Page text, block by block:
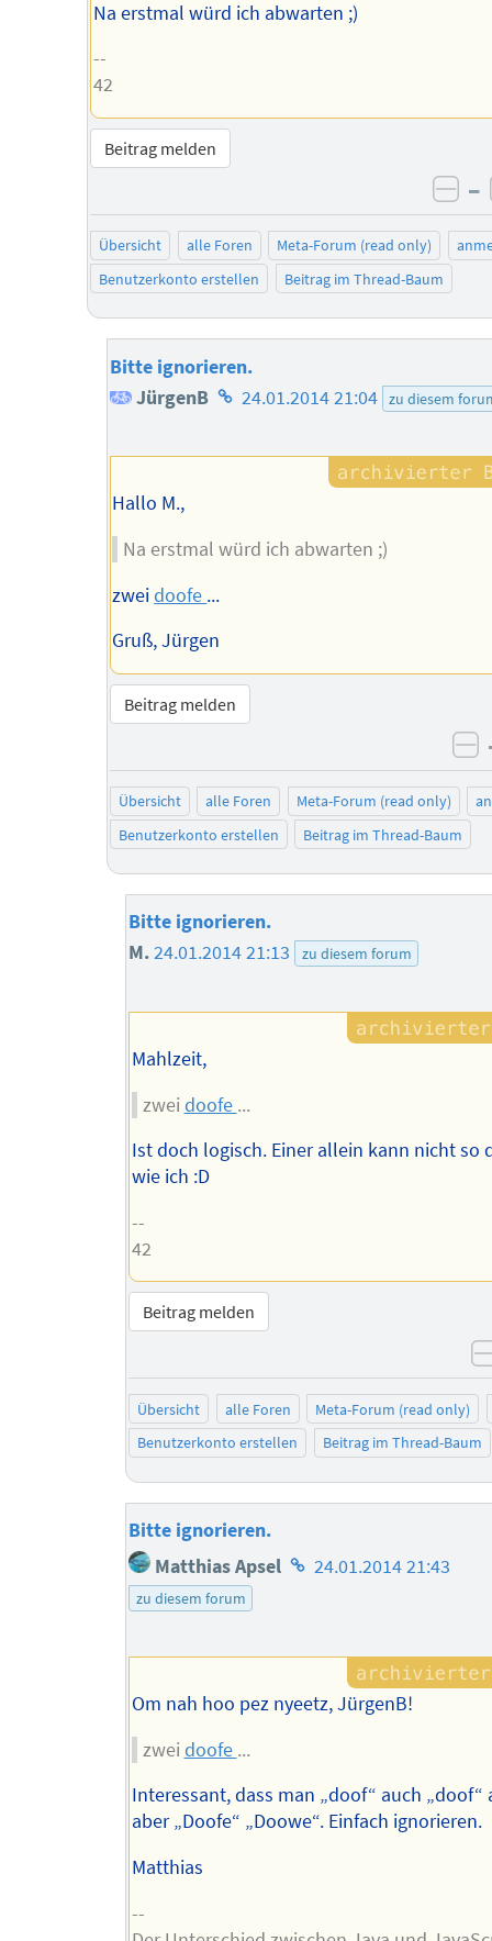
Na erstmal würd ich abwarten ;)
--
42
Beitrag melden
–
Übersicht alle Foren Meta-Forum (read only)
Benutzerkonto erstellen
Beitrag im Thread-Baum
Bitte ignorieren.
JürgenB Homepage
Autors
24.01.2014 21:04 zu diesem
Hallo M.,
Na erstmal würd ich abwarten ;)
zweidoofe ...
Gruß, Jürgen
Beitrag melden
Übersicht alle Foren Meta-Forum (read only)
Benutzerkonto erstellen
Beitrag im Thread-Baum
Bitte ignorieren.
M.24.01.2014 21:13 zu diesem forum
Mahlzeit,
zwei doofe ...
Ist doch logisch. Einer allein kann nicht so
wie ich :D
--
42
Beitrag melden
Übersicht alle Foren
Meta-Forum (read only)
Benutzerkonto erstellen
Beitrag im Thread-Baum
Bitte ignorieren.
Matthias Apsel Homepage
24.01.2014 21:43
zu diesem forum
Om nah hoo pez nyeetz, JürgenB!
zwei doofe ...
Interessant, dass man „doof“ auch „doof“
aber „Doofe“ „Doowe“. Einfach ignorieren.
Matthias
--